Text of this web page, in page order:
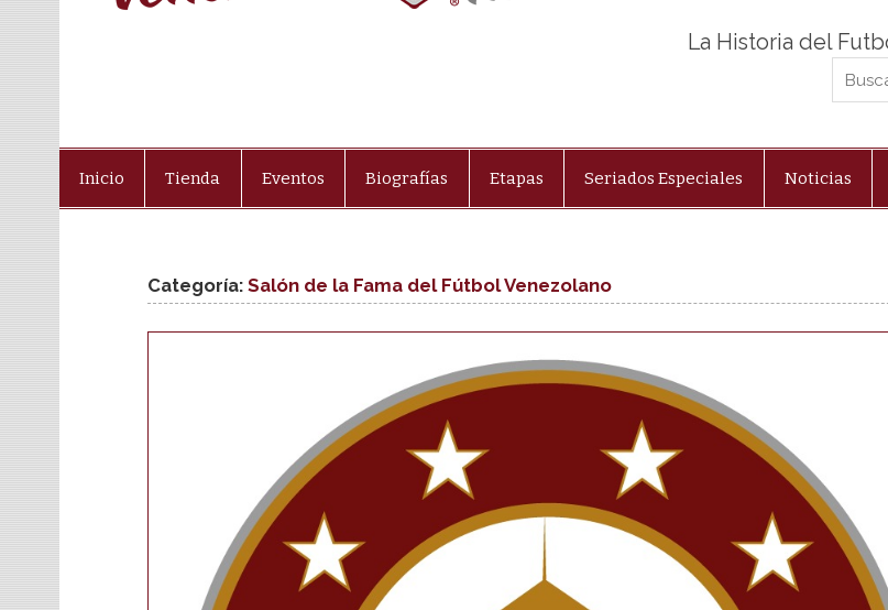
La Historia del
Inicio Tienda Eventos Biografías Etapas Seriados Especiales Noticias
Categoría: Salón de la Fama del Fútbol Venezolano